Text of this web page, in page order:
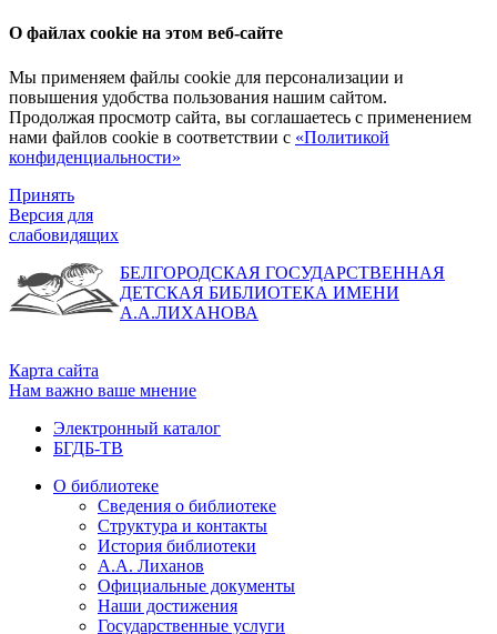
О файлах cookie на этом веб-сайте
Мы применяем файлы cookie для персонализации и
повышения удобства пользования нашим сайтом.
Продолжая просмотр сайта, вы соглашаетесь с применением
нами файлов cookie в соответствии с «Политикой
конфиденциальности»
Принять
Версия для
слабовидящих
БЕЛГОРОДСКАЯ ГОСУДАРСТВЕННАЯ
ДЕТСКАЯ БИБЛИОТЕКА ИМЕНИ
А.А.ЛИХАНОВА
Карта сайта
Нам важно ваше мнение
Электронный каталог
БГДБ-ТВ
О библиотеке
Сведения о библиотеке
Структура и контакты
История библиотеки
А.А. Лиханов
Официальные документы
Наши достижения
Государственные услуги